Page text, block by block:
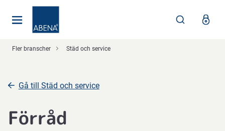
Fler branscher Städ och service
Gå till Städ och service
Förråd